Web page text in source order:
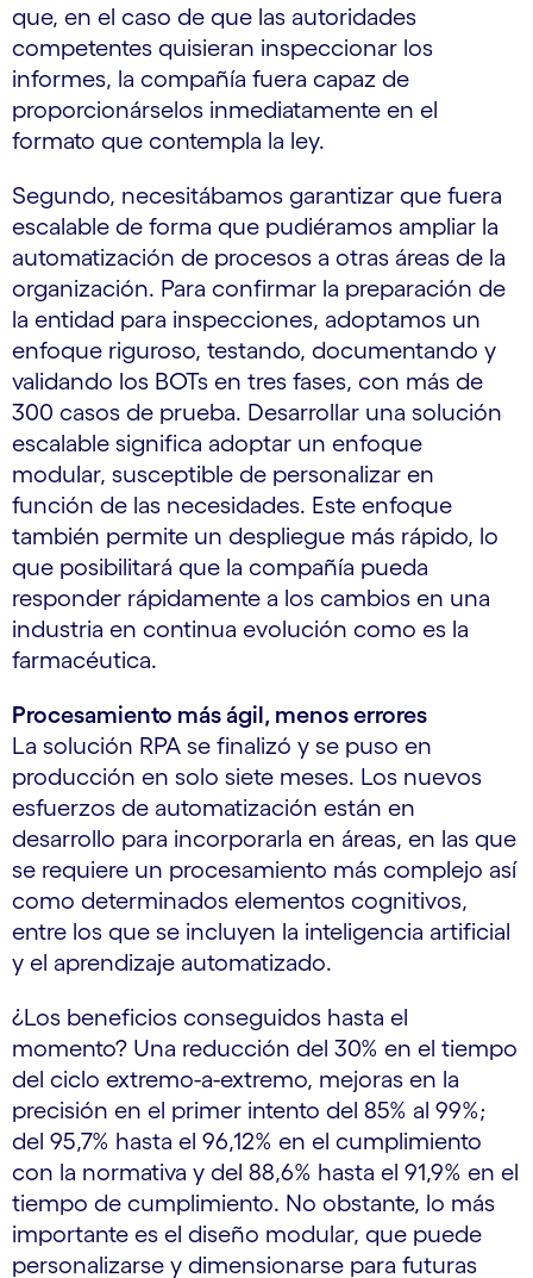
que, en el caso de que las autoridades
competentes quisieran inspeccionar los
informes, la compañía fuera capaz de
proporcionárselos inmediatamente en el
formato que contempla la ley.
Segundo, necesitábamos garantizar que fuera
escalable de forma que pudiéramos ampliar la
automatización de procesos a otras áreas de la
organización. Para confirmar la preparación de
la entidad para inspecciones, adoptamos un
enfoque riguroso, testando, documentando y
validando los BOTs en tres fases, con más de
300 casos de prueba. Desarrollar una solución
escalable significa adoptar un enfoque
modular, susceptible de personalizar en
función de las necesidades. Este enfoque
también permite un despliegue más rápido, lo
que posibilitará que la compañía pueda
responder rápidamente a los cambios en una
industria en continua evolución como es la
farmacéutica.
Procesamiento más ágil, menos errores
La solución RPA se finalizó y se puso en
producción en solo siete meses. Los nuevos
esfuerzos de automatización están en
desarrollo para incorporarla en áreas, en las que
se requiere un procesamiento más complejo así
como determinados elementos cognitivos,
entre los que se incluyen la inteligencia artificial
y el aprendizaje automatizado.
¿Los beneficios conseguidos hasta el
momento? Una reducción del 30% en el tiempo
del ciclo extremo-a-extremo, mejoras en la
precisión en el primer intento del 85% al 99%;
del 95,7% hasta el 96,12% en el cumplimiento
con la normativa y del 88,6% hasta el 91,9% en el
tiempo de cumplimiento. No obstante, lo más
importante es el diseño modular, que puede
personalizarse y dimensionarse para futuras